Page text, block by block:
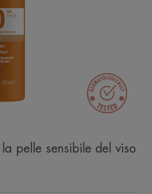
pelle sensibile del viso